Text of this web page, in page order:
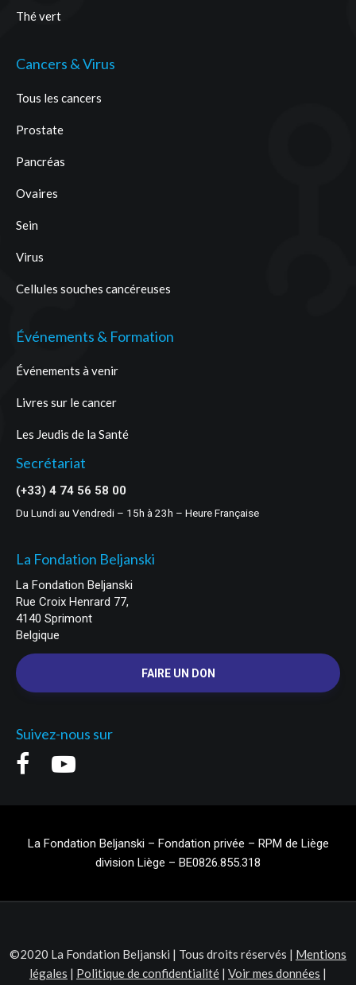
Thé vert
Cancers & Virus
Tous les cancers
Prostate
Pancréas
Ovaires
Sein
Virus
Cellules souches cancéreuses
Événements & Formation
Événements à venir
Livres sur le cancer
Les Jeudis de la Santé
Secrétariat
(+33) 4 74 56 58 00
Du Lundi au Vendredi – 15h à 23h – Heure Française
La Fondation Beljanski
La Fondation Beljanski
Rue Croix Henrard 77,
4140 Sprimont
Belgique
FAIRE UN DON
Suivez-nous sur
La Fondation Beljanski – Fondation privée – RPM de Liège
division Liège – BE0826.855.318
©2020 La Fondation Beljanski | Tous droits réservés | Mentions
légales | Politique de confidentialité | Voir mes données |